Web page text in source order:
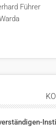
Führer